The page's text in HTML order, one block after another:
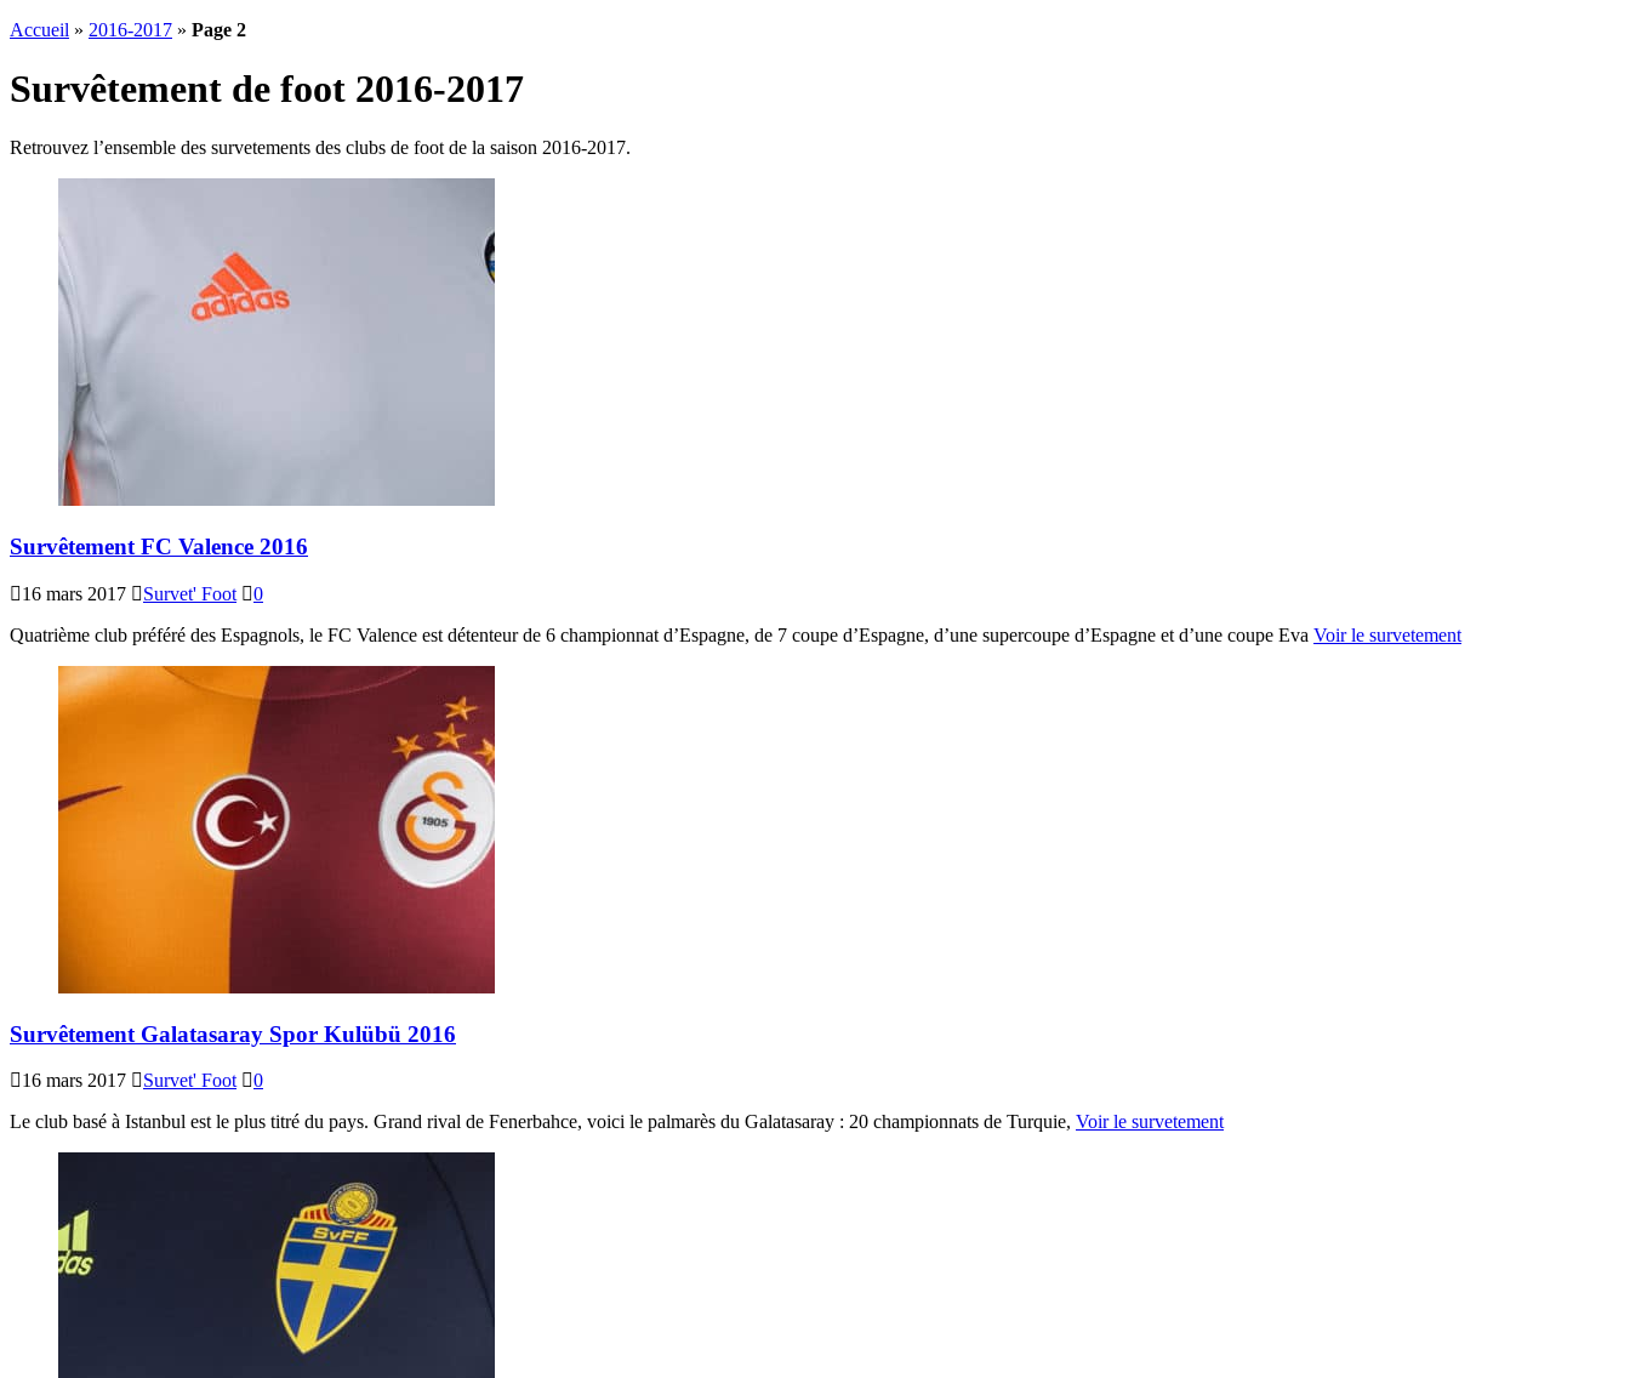
Accueil » 2016-2017 » Page 2
Survêtement de foot 2016-2017
Retrouvez l’ensemble des survetements des clubs de foot de la saison 2016-2017.
Survêtement FC Valence 2016
16 mars 2017 Survet' Foot
0
Quatrième club préféré des Espagnols, le FC Valence est détenteur de 6 championnat d’Espagne, de 7 coupe d’Espagne, d’une supercoupe d’Espagne et d’une coupe Eva Voir le survetement
Survêtement Galatasaray Spor Kulübü 2016
16 mars 2017 Survet' Foot
0
Le club basé à Istanbul est le plus titré du pays. Grand rival de Fenerbahce, voici le palmarès du Galatasaray : 20 championnats de Turquie, Voir le survetement